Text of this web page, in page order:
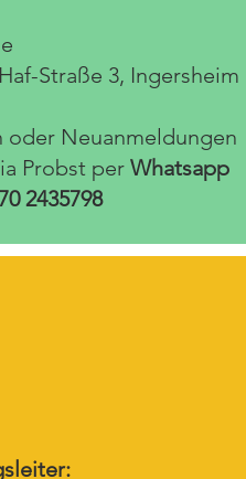
Straße 3, Ingersheim
oder Neuanmeldungen
Probst per Whatsapp
2435798